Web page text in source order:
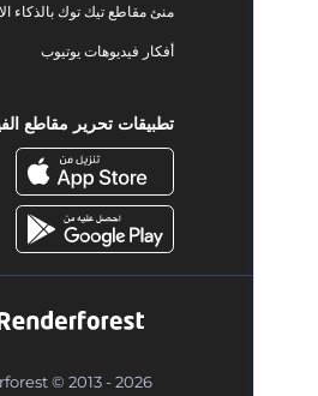
منئ مقاطع تيك توك بالذكاء الاصطناعي
أفكار فيديوهات يوتيوب
تطبيقات تحرير مقاطع الفيديو
Renderforest © 2013 - 2026